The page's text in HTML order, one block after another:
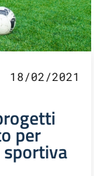
18/02/2021
per